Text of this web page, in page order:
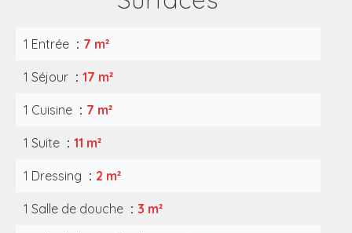
1 Entrée 7 m²
1 Séjour 17 m²
1 Cuisine 7 m²
1 Suite 11 m²
1 Dressing 2 m²
1 Salle de douche 3 m²